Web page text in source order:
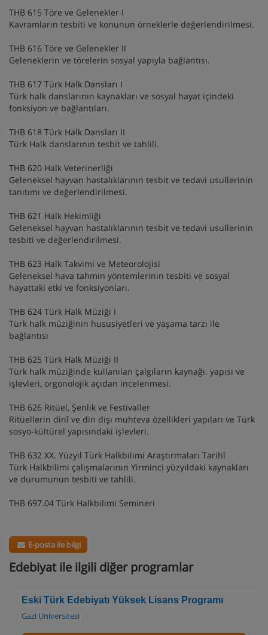
THB 615 Töre ve Gelenekler I
Kavramların tesbiti ve konunun örneklerle değerlendirilmesi.
THB 616 Töre ve Gelenekler II
Geleneklerin ve törelerin sosyal yapıyla bağlantısı.
THB 617 Türk Halk Dansları I
Türk halk danslarının kaynakları ve sosyal hayat içindeki
fonksiyon ve bağlantıları.
THB 618 Türk Halk Dansları II
Türk Halk danslarının tesbit ve tahlili.
THB 620 Halk Veterinerliği
Geleneksel hayvan hastalıklarının tesbit ve tedavi usullerinin
tanıtımı ve değerlendirilmesi.
THB 621 Halk Hekimliği
Geleneksel hayvan hastalıklarının tesbit ve tedavi usullerinin
tesbiti ve değerlendirilmesi.
THB 623 Halk Takvimi ve Meteorolojisi
Geleneksel hava tahmin yöntemlerinin tesbiti ve sosyal
hayattaki etki ve fonksiyonları.
THB 624 Türk Halk Müziği I
Türk halk müziğinin hususiyetleri ve yaşama tarzı ile
bağlantısı
THB 625 Türk Halk Müziği II
Türk halk müziğinde kullanılan çalgıların kaynağı. yapısı ve
işlevleri, orgonolojik açıdan incelenmesi.
THB 626 Ritüel, Şenlik ve Festivaller
Ritüellerin dinî ve din dışı muhteva özellikleri yapıları ve Türk
sosyo-kültürel yapısındaki işlevleri.
THB 632 XX. Yüzyıl Türk Halkbilimi Araştırmaları Tarihî
Türk Halkbilimi çalışmalarının Yirminci yüzyıldaki kaynakları
ve durumunun tesbiti ve tahlili.
THB 697.04 Türk Halkbilimi Semineri
E-posta ile bilgi
Edebiyat ile ilgili diğer programlar
Eski Türk Edebiyatı Yüksek Lisans Programı
Gazi Universitesi